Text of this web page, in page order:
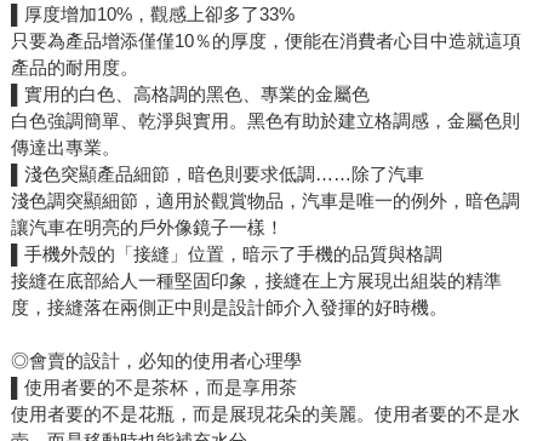
▌厚度增加10%，觀感上卻多了33%
只要為產品增添僅僅10％的厚度，便能在消費者心目中造就這項
產品的耐用度。
▌實用的白色、高格調的黑色、專業的金屬色
白色強調簡單、乾淨與實用。黑色有助於建立格調感，金屬色則
傳達出專業。
▌淺色突顯產品細節，暗色則要求低調……除了汽車
淺色調突顯細節，適用於觀賞物品，汽車是唯一的例外，暗色調
讓汽車在明亮的戶外像鏡子一樣！
▌手機外殼的「接縫」位置，暗示了手機的品質與格調
接縫在底部給人一種堅固印象，接縫在上方展現出組裝的精準
度，接縫落在兩側正中則是設計師介入發揮的好時機。
◎會賣的設計，必知的使用者心理學
▌使用者要的不是茶杯，而是享用茶
使用者要的不是花瓶，而是展現花朵的美麗。使用者要的不是水